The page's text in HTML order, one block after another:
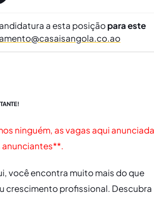
a esta posiçãopara este
ninguém, as vagas aqui
você encontra muito mais do que
crescimento profissional. Descubra